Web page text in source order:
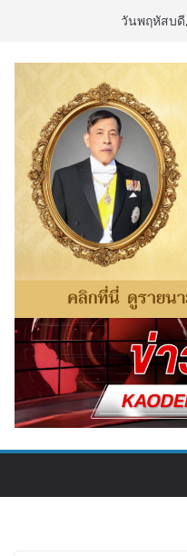
content
วันพฤหัสบดี